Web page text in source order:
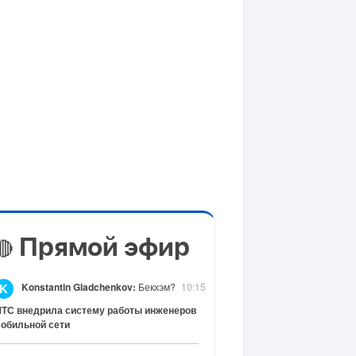
Прямой эфир
10:15
K Konstantin Gladchenkov: Бекхэм?
внедрила систему работы инженеров
сети